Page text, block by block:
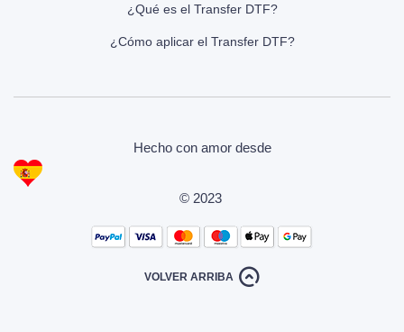
¿Qué es el Transfer DTF?
¿Cómo aplicar el Transfer DTF?
Hecho con amor desde
© 2023
VOLVER ARRIBA